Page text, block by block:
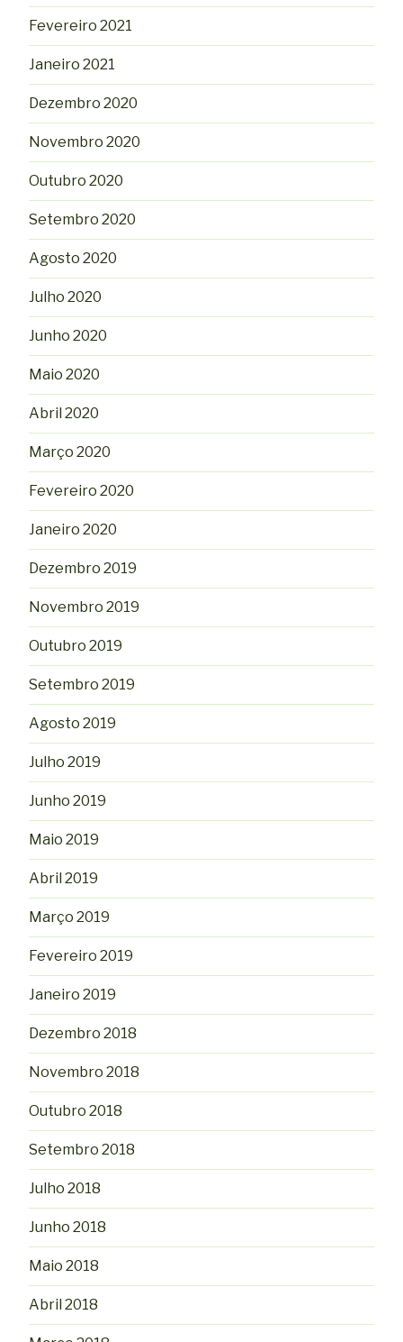
Fevereiro 2021
Janeiro 2021
Dezembro 2020
Novembro 2020
Outubro 2020
Setembro 2020
Agosto 2020
Julho 2020
Junho 2020
Maio 2020
Abril 2020
Março 2020
Fevereiro 2020
Janeiro 2020
Dezembro 2019
Novembro 2019
Outubro 2019
Setembro 2019
Agosto 2019
Julho 2019
Junho 2019
Maio 2019
Abril 2019
Março 2019
Fevereiro 2019
Janeiro 2019
Dezembro 2018
Novembro 2018
Outubro 2018
Setembro 2018
Julho 2018
Junho 2018
Maio 2018
Abril 2018